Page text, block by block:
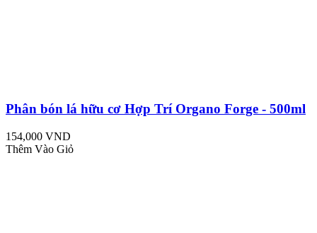
Phân bón lá hữu cơ Hợp Trí Organo Forge - 500ml
154,000 VND
Thêm Vào Giỏ